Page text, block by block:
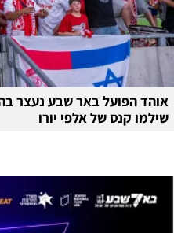
אוהד הפועל באר שבע נעצר
שילמו קנס של אלפי יורו